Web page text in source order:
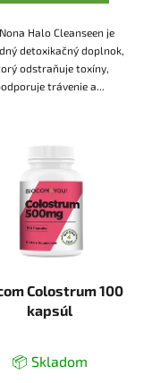
Halo Cleanseen je
detoxikačný doplnok,
odstraňuje toxíny,
trávenie a...
Colostrum 100
kapsúl
📦 Skladom